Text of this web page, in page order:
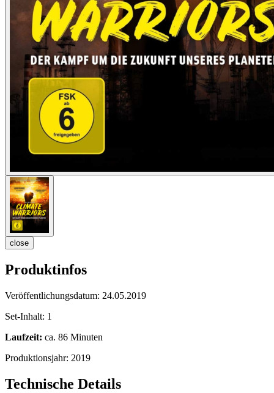
close
Produktinfos
Veröffentlichungsdatum: 24.05.2019
Set-Inhalt: 1
Laufzeit: ca. 86 Minuten
Produktionsjahr: 2019
Technische Details